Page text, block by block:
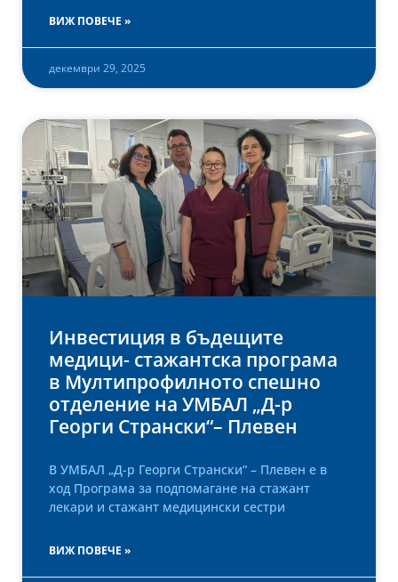
ВИЖ ПОВЕЧЕ »
декември 29, 2025
Инвестиция в бъдещите
медици- стажантска програма
в Мултипрофилното спешно
отделение на УМБАЛ „Д-р
Георги Странски“– Плевен
В УМБАЛ „Д-р Георги Странски“ – Плевен е в
ход Програма за подпомагане на стажант
лекари и стажант медицински сестри
ВИЖ ПОВЕЧЕ »